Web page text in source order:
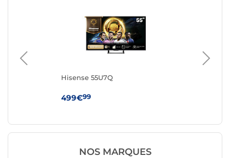
Hisense 55U7Q
499€99
NOS MARQUES